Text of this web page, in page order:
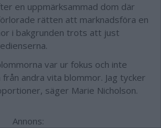
en uppmärksammad dom där
rätten att marknadsföra en
i bakgrunden trots att just
var ur fokus och inte
andra vita blommor. Jag tycker
säger Marie Nicholson.
Annons: